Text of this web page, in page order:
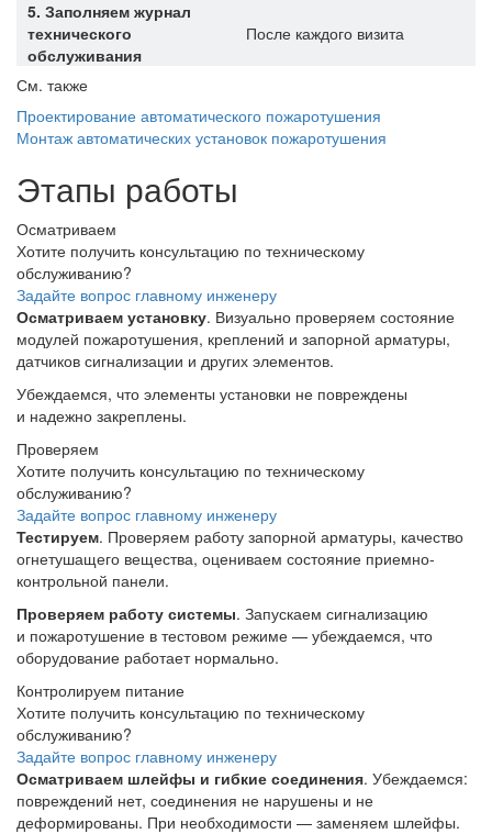
5. Заполняем журнал
технического
обслуживания
После каждого визита
См. также
Проектирование автоматического пожаротушения
Монтаж автоматических установок пожаротушения
Этапы работы
Осматриваем
Хотите получить консультацию по техническому
обслуживанию?
Задайте вопрос главному инженеру
Осматриваем установку. Визуально проверяем состояние
модулей пожаротушения, креплений и запорной арматуры,
датчиков сигнализации и других элементов.
Убеждаемся, что элементы установки не повреждены
и надежно закреплены.
Проверяем
Хотите получить консультацию по техническому
обслуживанию?
Задайте вопрос главному инженеру
Тестируем. Проверяем работу запорной арматуры, качество
огнетушащего вещества, оцениваем состояние приемно-
контрольной панели.
Проверяем работу системы. Запускаем сигнализацию
и пожаротушение в тестовом режиме — убеждаемся, что
оборудование работает нормально.
Контролируем питание
Хотите получить консультацию по техническому
обслуживанию?
Задайте вопрос главному инженеру
Осматриваем шлейфы и гибкие соединения. Убеждаемся:
повреждений нет, соединения не нарушены и не
деформированы. При необходимости — заменяем шлейфы.